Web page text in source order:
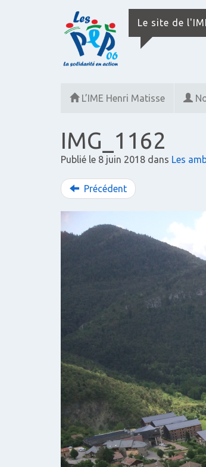
Le site de
L’IME Henri Matisse
IMG_1162
Publié le 8 juin 2018 dans Les
Précédent